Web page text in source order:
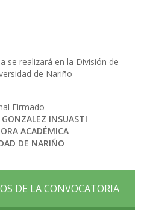
se realizará en la División de
de Nariño
Firmado
INSUASTI
ACADÉMICA
DE NARIÑO
DE LA CONVOCATORIA